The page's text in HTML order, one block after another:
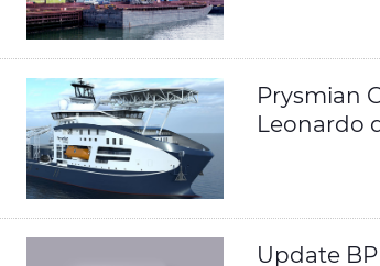
Prysmian
Leonardo
Update